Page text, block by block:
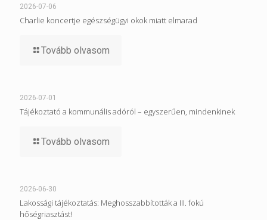
2026-07-06
Charlie koncertje egészségügyi okok miatt elmarad
Tovább olvasom
2026-07-01
Tájékoztató a kommunális adóról – egyszerűen, mindenkinek
Tovább olvasom
2026-06-30
Lakossági tájékoztatás: Meghosszabbították a III. fokú
hőségriasztást!